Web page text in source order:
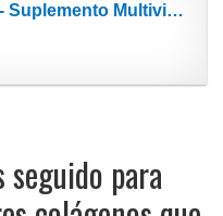
NeoVitamin Plus - Suplemento Multivitamínico - Contribuye al Equilibrio Óptimo de Vitaminas -...
para